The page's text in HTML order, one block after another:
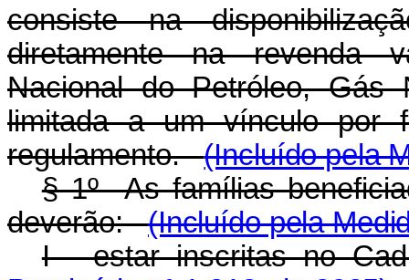
consiste na
diretamente na revenda
Nacional do Petróleo, Gás
limitada a um vínculo por
regulamento.(Incluído pela
§ 1º As famílias
deverão:(Incluído pela
I - estar inscritas no